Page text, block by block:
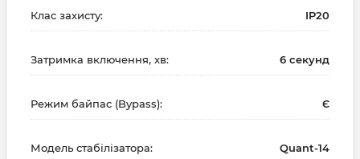
Клас захисту: IP20
Затримка включення, хв: 6 секунд
Режим байпас (Bypass): Є
Модель стабілізатора: Quant-14